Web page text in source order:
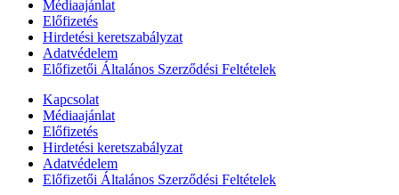
Médiaajánlat
Előfizetés
Hirdetési keretszabályzat
Adatvédelem
Előfizetői Általános Szerződési Feltételek
Kapcsolat
Médiaajánlat
Előfizetés
Hirdetési keretszabályzat
Adatvédelem
Előfizetői Általános Szerződési Feltételek